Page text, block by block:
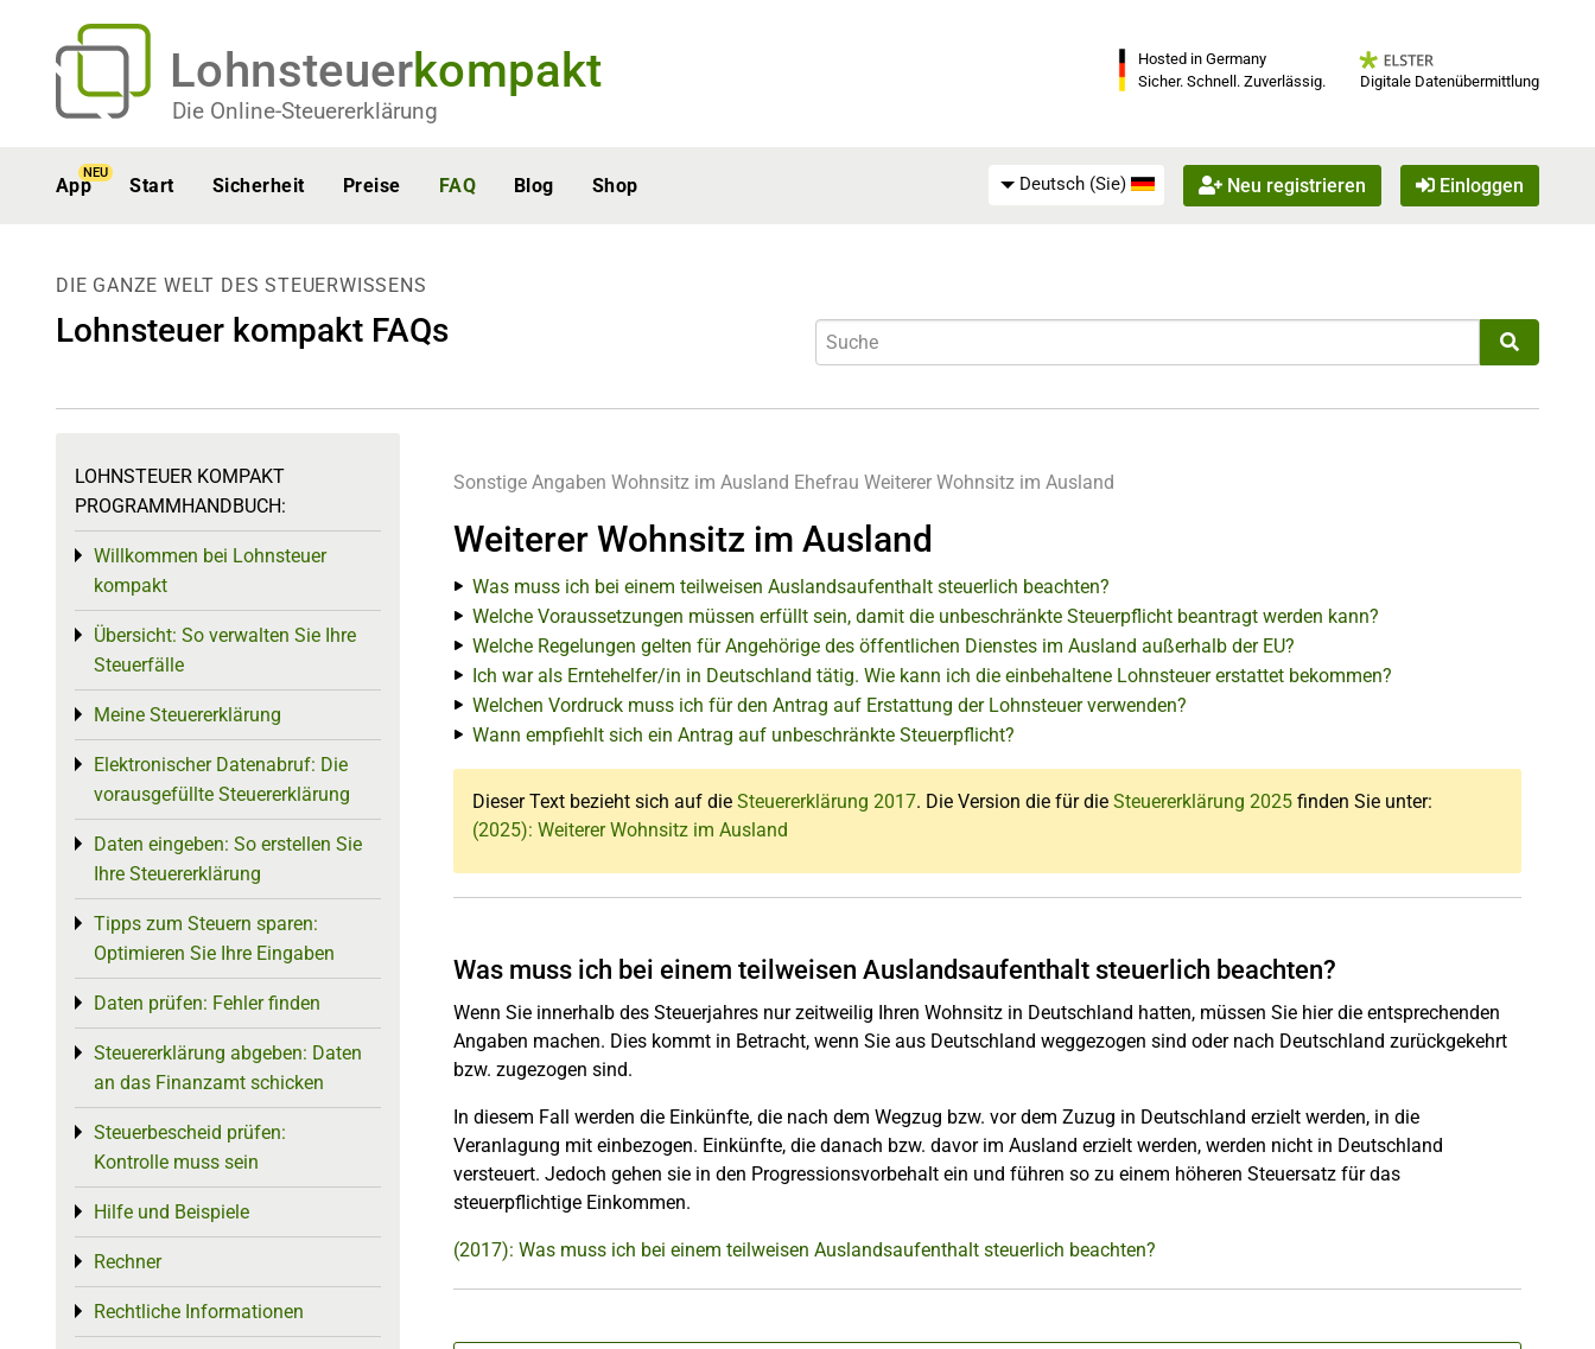
Lohnsteuerkompakt
Die Online-Steuererklärung
Hosted in Germany
Sicher. Schnell. Zuverlässig.
Digitale Datenübermittlung
App
NEU
Start Sicherheit Preise FAQ Blog Shop Deutsch (Sie) Neu registrieren Einloggen
DIE GANZE WELT DES STEUERWISSENS
Lohnsteuer kompakt FAQs
Sonstige Angaben Wohnsitz im Ausland Ehefrau Weiterer Wohnsitz im Ausland
Weiterer Wohnsitz im Ausland
Was muss ich bei einem teilweisen Auslandsaufenthalt steuerlich beachten?
Welche Voraussetzungen müssen erfüllt sein, damit die unbeschränkte Steuerpflicht beantragt werden kann?
Welche Regelungen gelten für Angehörige des öffentlichen Dienstes im Ausland außerhalb der EU?
Ich war als Erntehelfer/in in Deutschland tätig. Wie kann ich die einbehaltene Lohnsteuer erstattet bekommen?
Welchen Vordruck muss ich für den Antrag auf Erstattung der Lohnsteuer verwenden?
Wann empfiehlt sich ein Antrag auf unbeschränkte Steuerpflicht?
Dieser Text bezieht sich auf die Steuererklärung 2017. Die Version die für die Steuererklärung 2025 finden Sie unter:
(2025): Weiterer Wohnsitz im Ausland
Was muss ich bei einem teilweisen Auslandsaufenthalt steuerlich beachten?
Wenn Sie innerhalb des Steuerjahres nur zeitweilig Ihren Wohnsitz in Deutschland hatten, müssen Sie hier die entsprechenden
Angaben machen. Dies kommt in Betracht, wenn Sie aus Deutschland weggezogen sind oder nach Deutschland zurückgekehrt
bzw. zugezogen sind.
In diesem Fall werden die Einkünfte, die nach dem Wegzug bzw. vor dem Zuzug in Deutschland erzielt werden, in die
Veranlagung mit einbezogen. Einkünfte, die danach bzw. davor im Ausland erzielt werden, werden nicht in Deutschland
versteuert. Jedoch gehen sie in den Progressionsvorbehalt ein und führen so zu einem höheren Steuersatz für das
steuerpflichtige Einkommen.
(2017): Was muss ich bei einem teilweisen Auslandsaufenthalt steuerlich beachten?
LOHNSTEUER KOMPAKT
PROGRAMMHANDBUCH:
Willkommen bei Lohnsteuer
kompakt
Toggle menu
Übersicht: So verwalten Sie Ihre
Steuerfälle
Toggle menu
Meine Steuererklärung
Toggle menu
Elektronischer Datenabruf: Die
vorausgefüllte Steuererklärung
Toggle menu
Daten eingeben: So erstellen Sie
Ihre Steuererklärung
Toggle menu
Tipps zum Steuern sparen:
Optimieren Sie Ihre Eingaben
Toggle menu
Daten prüfen: Fehler finden
Toggle menu
Steuererklärung abgeben: Daten
an das Finanzamt schicken
Toggle menu
Steuerbescheid prüfen:
Kontrolle muss sein
Toggle menu
Hilfe und Beispiele
Toggle menu
Rechner
Toggle menu
Rechtliche Informationen
Toggle menu